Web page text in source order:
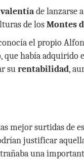
valentíade lanzarse
de losMontes
el propio
que había adquirido
surentabilidad,
mejor surtidas de
justificar
una